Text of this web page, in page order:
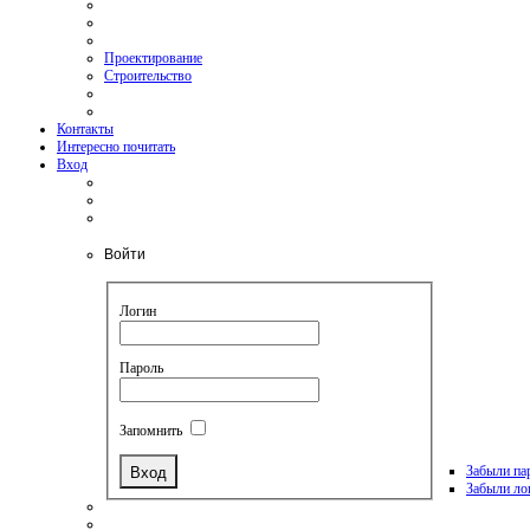
Проектирование
Строительство
Контакты
Интересно почитать
Вход
Войти
Логин
Пароль
Запомнить
Забыли
Забыли